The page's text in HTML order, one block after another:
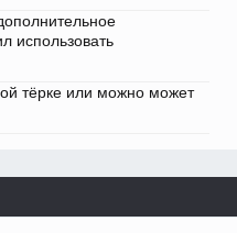
использовать
тёрке или можно может